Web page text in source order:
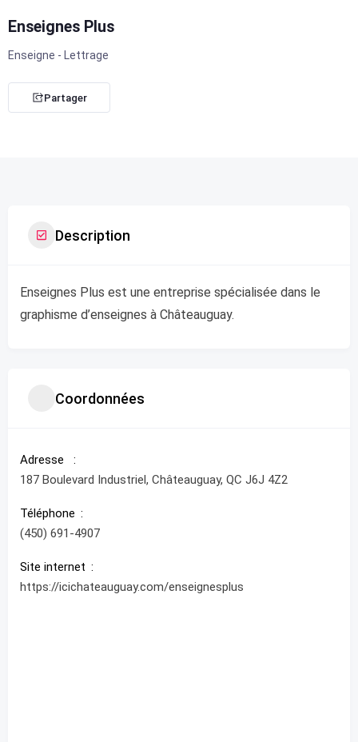
Enseignes Plus
Enseigne - Lettrage
Partager
Description
Enseignes Plus est une entreprise spécialisée dans le
graphisme d’enseignes à Châteauguay.
Coordonnées
Adresse
187 Boulevard Industriel, Châteauguay, QC J6J 4Z2
Téléphone
(450) 691-4907
Site internet
https://icichateauguay.com/enseignesplus